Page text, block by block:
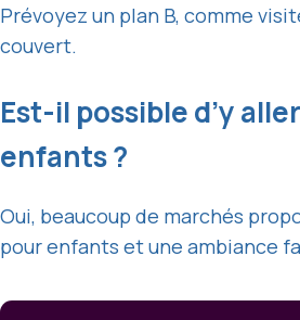
Prévoyez un plan B, comme
couvert.
Est-il possible d’y
enfants ?
Oui, beaucoup de marchés
pour enfants et une ambiance